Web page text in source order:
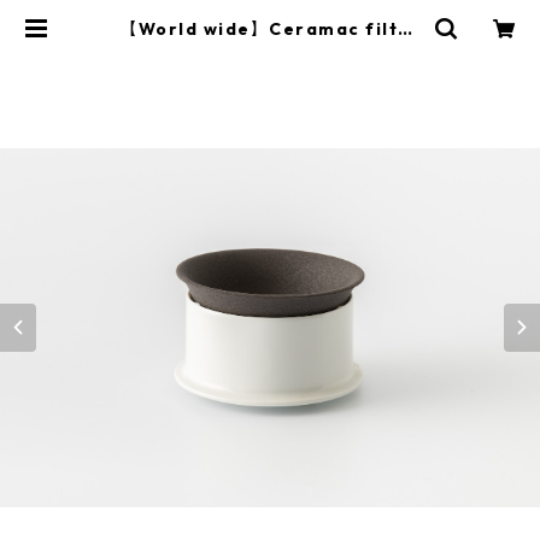
【World wide】Ceramac filter